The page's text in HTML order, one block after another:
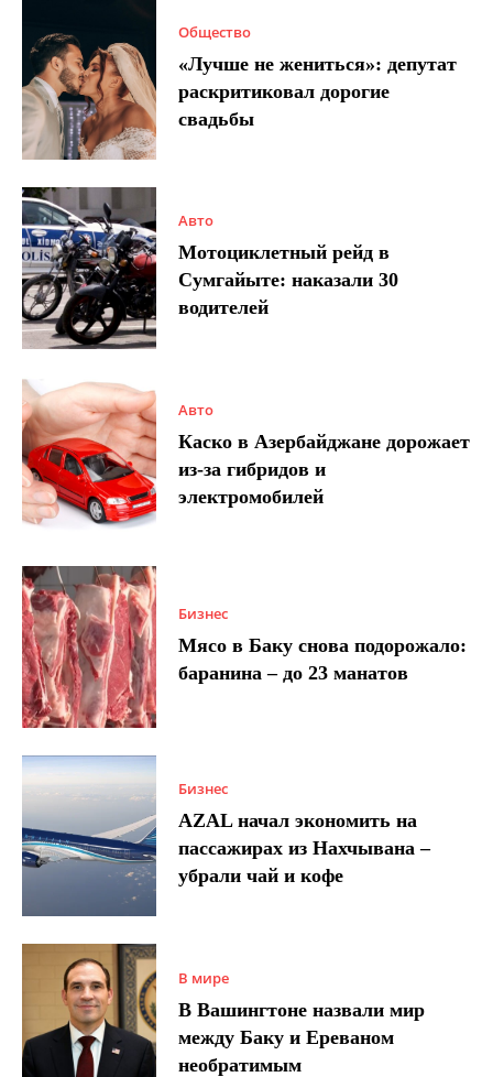
Общество
«Лучше не жениться»: депутат
раскритиковал дорогие
свадьбы
Авто
Мотоциклетный рейд в
Сумгайыте: наказали 30
водителей
Авто
Каско в Азербайджане дорожает
из-за гибридов и
электромобилей
Бизнес
Мясо в Баку снова подорожало:
баранина – до 23 манатов
Бизнес
AZAL начал экономить на
пассажирах из Нахчывана –
убрали чай и кофе
В мире
В Вашингтоне назвали мир
между Баку и Ереваном
необратимым